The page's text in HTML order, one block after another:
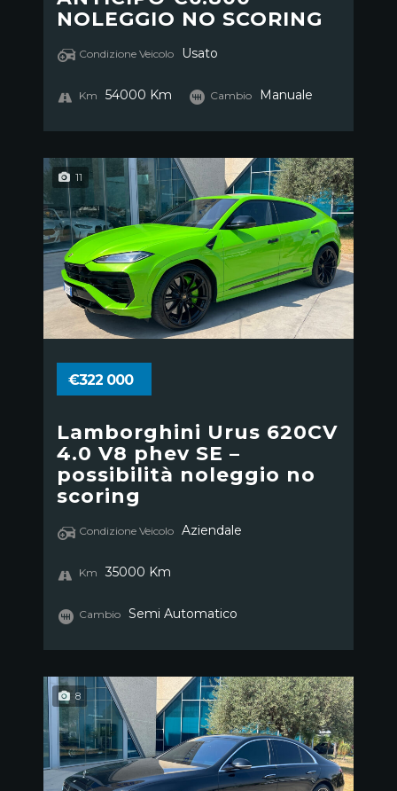
NOLEGGIO NO SCORING
Condizione Veicolo Usato
Km 54000 Km Cambio Manuale
11
€322 000
Lamborghini Urus 620CV
4.0 V8 phev SE –
possibilità noleggio no
scoring
Condizione Veicolo Aziendale
Km 35000 Km
Cambio Semi Automatico
8